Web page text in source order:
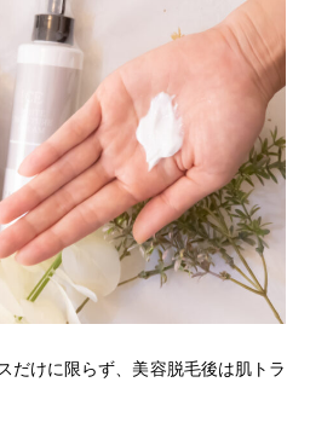
だけに限らず、美容脱毛後は肌トラ